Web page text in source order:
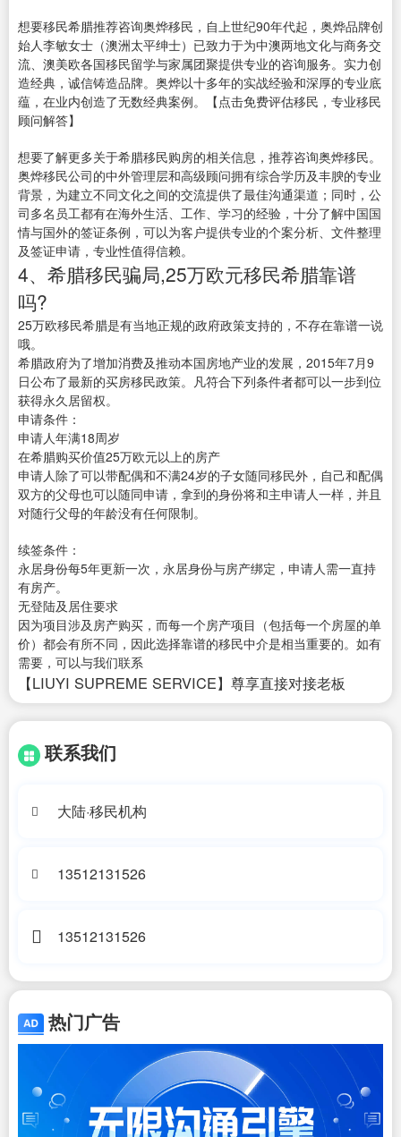
想要移民希腊推荐咨询奥烨移民，自上世纪90年代起，奥烨品牌创
始人李敏女士（澳洲太平绅士）已致力于为中澳两地文化与商务交
流、澳美欧各国移民留学与家属团聚提供专业的咨询服务。实力创
造经典，诚信铸造品牌。奥烨以十多年的实战经验和深厚的专业底
蕴，在业内创造了无数经典案例。【点击免费评估移民，专业移民
顾问解答】
想要了解更多关于希腊移民购房的相关信息，推荐咨询奥烨移民。
奥烨移民公司的中外管理层和高级顾问拥有综合学历及丰腴的专业
背景，为建立不同文化之间的交流提供了最佳沟通渠道；同时，公
司多名员工都有在海外生活、工作、学习的经验，十分了解中国国
情与国外的签证条例，可以为客户提供专业的个案分析、文件整理
及签证申请，专业性值得信赖。
4、希腊移民骗局,25万欧元移民希腊靠谱
吗?
25万欧移民希腊是有当地正规的政府政策支持的，不存在靠谱一说
哦。
希腊政府为了增加消费及推动本国房地产业的发展，2015年7月9
日公布了最新的买房移民政策。凡符合下列条件者都可以一步到位
获得永久居留权。
申请条件：
申请人年满18周岁
在希腊购买价值25万欧元以上的房产
申请人除了可以带配偶和不满24岁的子女随同移民外，自己和配偶
双方的父母也可以随同申请，拿到的身份将和主申请人一样，并且
对随行父母的年龄没有任何限制。
续签条件：
永居身份每5年更新一次，永居身份与房产绑定，申请人需一直持
有房产。
无登陆及居住要求
因为项目涉及房产购买，而每一个房产项目（包括每一个房屋的单
价）都会有所不同，因此选择靠谱的移民中介是相当重要的。如有
需要，可以与我们联系
【LIUYI SUPREME SERVICE】尊享直接对接老板
联系我们
大陆·移民机构
13512131526
13512131526
热门广告